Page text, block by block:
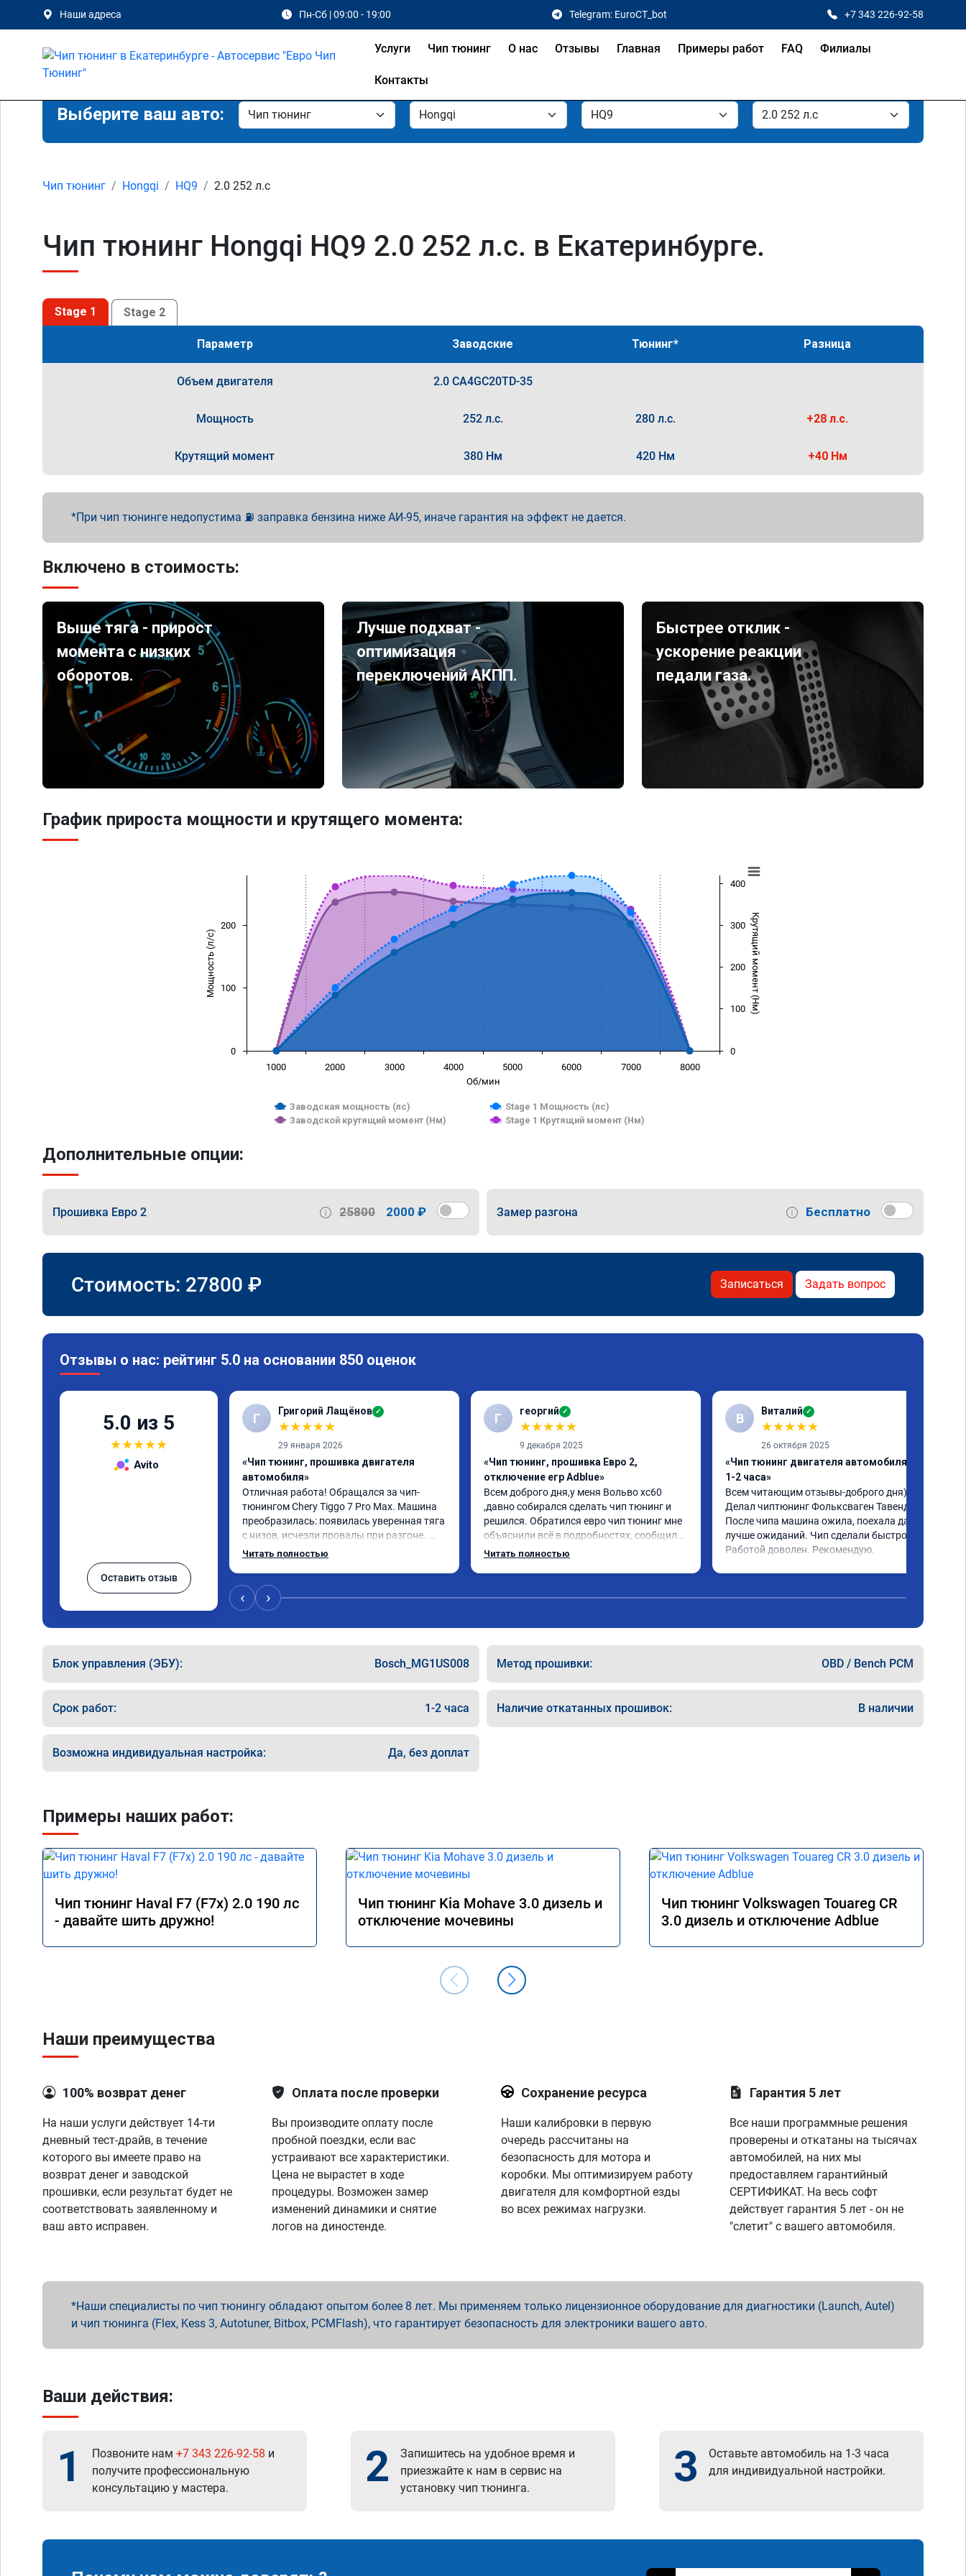
Наши адреса Пн-Сб | 09:00 - 19:00 Telegram: EuroCT_bot +7 343 226-92-58
Услуги Чип тюнинг О нас Отзывы Главная Примеры работ FAQ Филиалы
Контакты
Выберите ваш авто:
Чип тюнинг Hongqi HQ9 2.0 252 л.с
Чип тюнинг Hongqi HQ9 2.0 252 л.с. в Екатеринбурге.
Stage 1 Stage 2
Параметр Заводские Тюнинг* Разница
Объем двигателя 2.0 CA4GC20TD-35
Мощность 252 л.с. 280 л.с. +28 л.с.
Крутящий момент 380 Нм 420 Нм +40 Нм
При чип тюнинге недопустима ⛽ заправка бензина ниже АИ-95, иначе гарантия на эффект не дается.
Включено в стоимость:
Выше тяга - прирост
момента с низких
оборотов.
Лучше подхват -
оптимизация
переключений АКПП.
Быстрее отклик -
ускорение реакции
педали газа.
График прироста мощности и крутящего момента:
Об/мин
Мощность (л/с) Крутящий момент (Нм)
Заводская мощность (лс)
Stage 1 Мощность (лс)
Заводской крутящий момент (Нм)
Stage 1 Крутящий момент (Нм)
1000 2000 3000 4000 5000 6000 7000 8000
0
100
200
0
100
200
300
400
Дополнительные опции:
Прошивка Евро 2 25800 2000 ₽ Замер разгона Бесплатно
Стоимость: 27800 ₽ Записаться Задать вопрос
Отзывы о нас: рейтинг 5.0 на основании 850 оценок
5.0 из 5
★★★★★
Avito
Оставить отзыв
Г Григорий Лащёнов ✓
★★★★★
29 января 2026
«Чип тюнинг, прошивка двигателя
автомобиля»
Отличная работа! Обращался за чип-
тюнингом Chery Tiggo 7 Pro Max. Машина
преобразилась: появилась уверенная тяга
с низов, исчезли провалы при разгоне.
Расход в спокойном режиме даже немного
всем, кто сомневается.
Читать полностью
Г георгий ✓
★★★★★
9 декабря 2025
«Чип тюнинг, прошивка Евро 2,
отключение егр Adblue»
Всем доброго дня,у меня Вольво xc60
,давно собирался сделать чип тюнинг и
решился. Обратился евро чип тюнинг мне
объяснили всё в подробностях, сообщили
сумму записали. Приехал в назначенное
Читать полностью
В Виталий ✓
★★★★★
26 октября 2025
«Чип тюнинг двигателя автомобиля за
1-2 часа»
Всем читающим отзывы-доброго дня))
Делал чиптюнинг Фольксваген Тавендор.
После чипа машина ожила, поехала даже
лучше ожиданий. Чип сделали быстро.
Работой доволен. Рекомендую.
‹ ›
Блок управления (ЭБУ): Bosch_MG1US008 Метод прошивки: OBD / Bench PCM
Срок работ: 1-2 часа Наличие откатанных прошивок: В наличии
Возможна индивидуальная настройка: Да, без доплат
Примеры наших работ:
Чип тюнинг Haval F7 (F7x) 2.0 190 лс
- давайте шить дружно!
Чип тюнинг Kia Mohave 3.0 дизель и
отключение мочевины
Чип тюнинг Volkswagen Touareg CR
3.0 дизель и отключение Adblue
Наши преимущества
100% возврат денег
На наши услуги действует 14-ти
дневный тест-драйв, в течение
которого вы имеете право на
возврат денег и заводской
прошивки, если результат будет не
соответствовать заявленному и
ваш авто исправен.
Оплата после проверки
Вы производите оплату после
пробной поездки, если вас
устраивают все характеристики.
Цена не вырастет в ходе
процедуры. Возможен замер
изменений динамики и снятие
логов на диностенде.
Сохранение ресурса
Наши калибровки в первую
очередь рассчитаны на
безопасность для мотора и
коробки. Мы оптимизируем работу
двигателя для комфортной езды
во всех режимах нагрузки.
Гарантия 5 лет
Все наши программные решения
проверены и откатаны на тысячах
автомобилей, на них мы
предоставляем гарантийный
СЕРТИФИКАТ. На весь софт
действует гарантия 5 лет - он не
"слетит" с вашего автомобиля.
Наши специалисты по чип тюнингу обладают опытом более 8 лет. Мы применяем только лицензионное оборудование для диагностики (Launch, Autel)
и чип тюнинга (Flex, Kess 3, Autotuner, Bitbox, PCMFlash), что гарантирует безопасность для электроники вашего авто.
Ваши действия:
1 Позвоните нам +7 343 226-92-58 и
получите профессиональную
консультацию у мастера.
2
Запишитесь на удобное время и
приезжайте к нам в сервис на
установку чип тюнинга.
3
Оставьте автомобиль на 1-3 часа
для индивидуальной настройки.